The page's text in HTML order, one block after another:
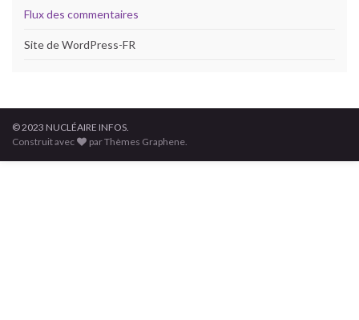
Flux des commentaires
Site de WordPress-FR
© 2023 NUCLÉAIRE INFOS.
Construit avec
par Thèmes Graphene.